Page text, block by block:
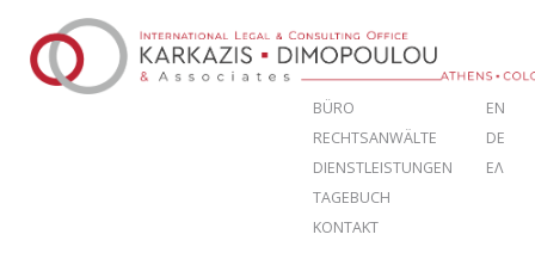
EN
DE
ΕΛ
BÜRO
RECHTSANWÄLTE
DIENSTLEISTUNGEN
TAGEBUCH
KONTAKT